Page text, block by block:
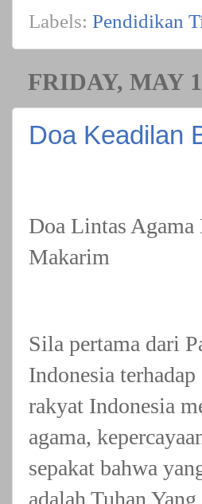
Labels: Pendidikan
FRIDAY, MAY
Doa Keadilan
Doa Lintas
Makarim
Sila pertama dari
Indonesia
rakyat Indonesia
agama,
sepakat bahwa
adalah Tuhan